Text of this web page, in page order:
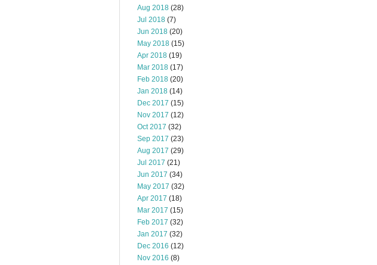
Aug 2018 (28)
Jul 2018 (7)
Jun 2018 (20)
May 2018 (15)
Apr 2018 (19)
Mar 2018 (17)
Feb 2018 (20)
Jan 2018 (14)
Dec 2017 (15)
Nov 2017 (12)
Oct 2017 (32)
Sep 2017 (23)
Aug 2017 (29)
Jul 2017 (21)
Jun 2017 (34)
May 2017 (32)
Apr 2017 (18)
Mar 2017 (15)
Feb 2017 (32)
Jan 2017 (32)
Dec 2016 (12)
Nov 2016 (8)